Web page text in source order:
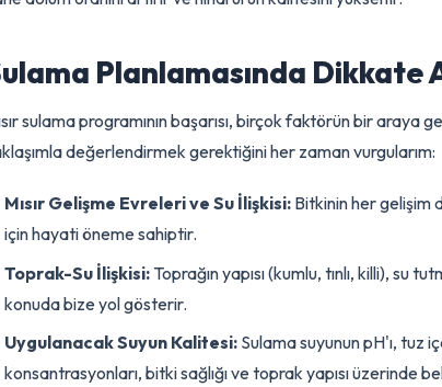
Sulama Planlamasında
yaklaşımla değerlendirmek gerektiğini her zaman
Mısır Gelişme Evreleri ve Su İlişkisi:Bitkinin her
için hayati öneme sahiptir.
Toprak-Su İlişkisi:Toprağın yapısı (kumlu, tınlı,
konuda bize yol gösterir.